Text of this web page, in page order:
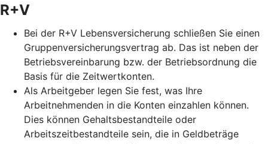
R+V
Bei der R+V Lebensversicherung schließen Sie einen
Gruppenversicherungsvertrag ab. Das ist neben der
Betriebsvereinbarung bzw. der Betriebsordnung die
Basis für die Zeitwertkonten.
Als Arbeitgeber legen Sie fest, was Ihre
Arbeitnehmenden in die Konten einzahlen können.
Dies können Gehaltsbestandteile oder
Arbeitszeitbestandteile sein, die in Geldbeträge